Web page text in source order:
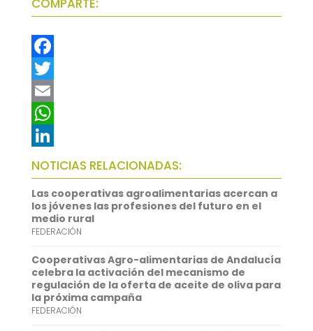
COMPARTE:
F
a
c
e
b
o
o
k
T
w
t
t
e
r
E
m
a
i
l
W
h
a
t
s
A
p
p
L
i
n
k
e
d
I
n
NOTICIAS RELACIONADAS:
Las cooperativas agroalimentarias acercan a
los jóvenes las profesiones del futuro en el
medio rural
FEDERACIÓN
Cooperativas Agro-alimentarias de Andalucía
celebra la activación del mecanismo de
regulación de la oferta de aceite de oliva para
la próxima campaña
FEDERACIÓN